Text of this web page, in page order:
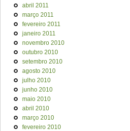
abril 2011
março 2011
fevereiro 2011
janeiro 2011
novembro 2010
outubro 2010
setembro 2010
agosto 2010
julho 2010
junho 2010
maio 2010
abril 2010
março 2010
fevereiro 2010